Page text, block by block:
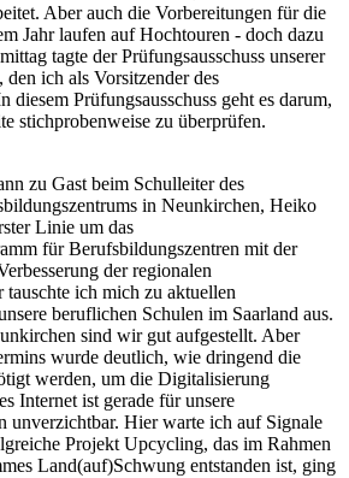
Aber auch die Vorbereitungen für die
Jahr laufen auf Hochtouren - doch dazu
tagte der Prüfungsausschuss unserer
den ich als Vorsitzender des
diesem Prüfungsausschuss geht es darum,
stichprobenweise zu überprüfen.
zu Gast beim Schulleiter des
in Neunkirchen, Heiko
Linie um das
für Berufsbildungszentren mit der
der regionalen
ich mich zu aktuellen
beruflichen Schulen im Saarland aus.
sind wir gut aufgestellt. Aber
wurde deutlich, wie dringend die
werden, um die Digitalisierung
Internet ist gerade für unsere
unverzichtbar. Hier warte ich auf Signale
Projekt Upcycling, das im Rahmen
Land(auf)Schwung entstanden ist, ging